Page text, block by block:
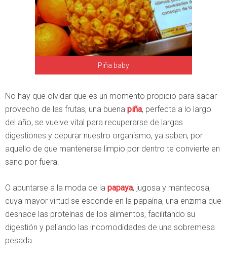
Piña baby
No hay que olvidar que es un momento propicio para sacar
provecho de las frutas, una buena piña, perfecta a lo largo
del año, se vuelve vital para recuperarse de largas
digestiones y depurar nuestro organismo, ya saben, por
aquello de que mantenerse limpio por dentro te convierte en
sano por fuera.
O apuntarse a la moda de la papaya, jugosa y mantecosa,
cuya mayor virtud se esconde en la papaína, una enzima que
deshace las proteínas de los alimentos, facilitando su
digestión y paliando las incomodidades de una sobremesa
pesada.